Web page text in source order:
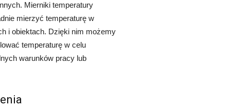
Mierniki temperatury
mierzyć temperaturę w
i obiektach. Dzięki nim możemy
temperaturę w celu
warunków pracy lub